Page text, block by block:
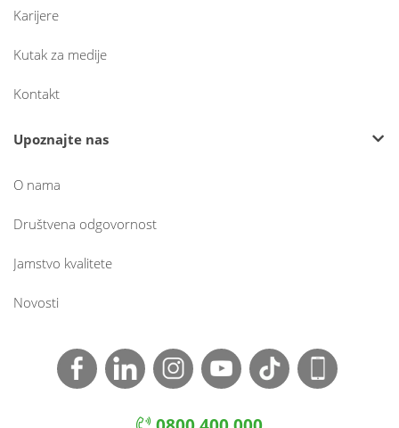
Karijere
Kutak za medije
Kontakt
Upoznajte nas
O nama
Društvena odgovornost
Jamstvo kvalitete
Novosti